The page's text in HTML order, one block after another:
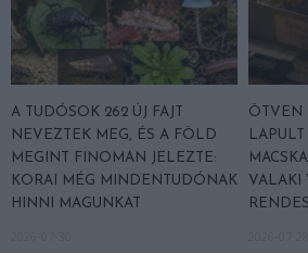
A TUDÓSOK 262 ÚJ FAJT
NEVEZTEK MEG, ÉS A FÖLD
MEGINT FINOMAN JELEZTE:
KORAI MÉG MINDENTUDÓNAK
HINNI MAGUNKAT
ÖTVEN
VALAKI